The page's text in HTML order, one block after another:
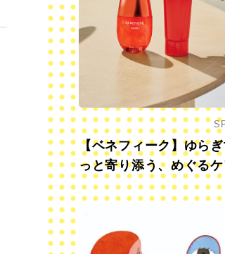
【ベネフィーク】ゆら
っと寄り添う、めぐる
心も前向きに